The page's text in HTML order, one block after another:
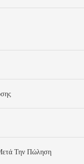
Την Πώληση